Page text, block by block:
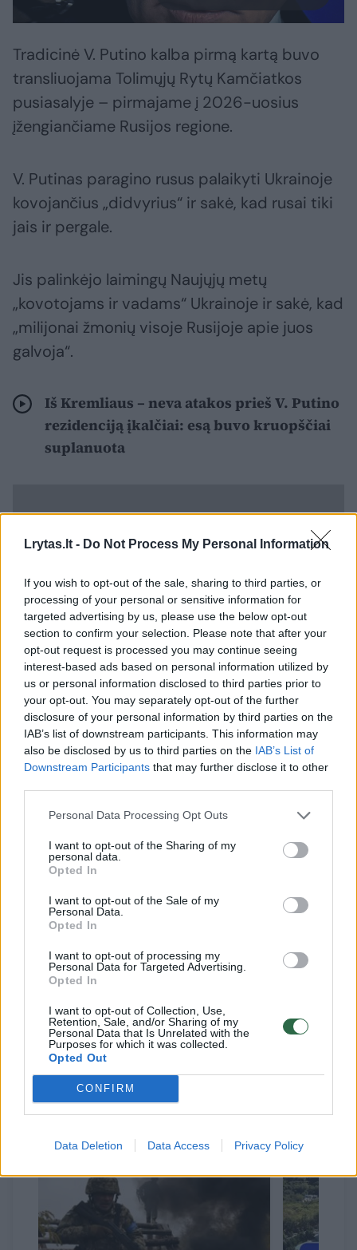
Lrytas.lt - Do Not Process My Personal Information
If you wish to opt-out of the sale, sharing to third parties, or
processing of your personal or sensitive information for
targeted advertising by us, please use the below opt-out
section to confirm your selection. Please note that after your
opt-out request is processed you may continue seeing
interest-based ads based on personal information utilized by
us or personal information disclosed to third parties prior to
your opt-out. You may separately opt-out of the further
disclosure of your personal information by third parties on the
IAB’s list of downstream participants. This information may
also be disclosed by us to third parties on the IAB’s List of
Downstream Participants that may further disclose it to other
Personal Data Processing Opt Outs
I want to opt-out of the Sharing of my
personal data.
Opted In
I want to opt-out of the Sale of my
Personal Data.
Opted In
I want to opt-out of processing my
Personal Data for Targeted Advertising.
Opted In
I want to opt-out of Collection, Use,
Retention, Sale, and/or Sharing of my
Personal Data that Is Unrelated with the
Purposes for which it was collected.
Opted Out
CONFIRM
Data Deletion Data Access Privacy Policy
Tradicinė V. Putino kalba pirmą kartą buvo
transliuojama Tolimųjų Rytų Kamčiatkos
pusiasalyje – pirmajame į 2026-uosius
įžengiančiame Rusijos regione.
V. Putinas paragino rusus palaikyti Ukrainoje
kovojančius „didvyrius“ ir sakė, kad rusai tiki
jais ir pergale.
Jis palinkėjo laimingų Naujųjų metų
„kovotojams ir vadams“ Ukrainoje ir sakė, kad
„milijonai žmonių visoje Rusijoje apie juos
galvoja“.
Iš Kremliaus – neva atakos prieš V. Putino
rezidenciją įkalčiai: esą buvo kruopščiai
suplanuota
Karas Ukrainoje pareikalavo didžiulių
žmogiškųjų nuostolių – manoma, kad žuvo
dešimtys ar net šimtai tūkstančių abiejų šalių
Gruodžio 31 d. sukanka 26 metai nuo V.
Putino atėjimo į valdžią. Jis tapo Rusijos
kai atsistatydino Borisas Jelcinas.
Televizijos transliuojama Naujųjų metų
išvakarių kalba, tęsianti sovietų lyderio
Leonido Brežnevo pradėtą ​​tradiciją, Rusijoje
yra neatskiriama šventės dalis ir žiūrima
milijonų namų ūkių.